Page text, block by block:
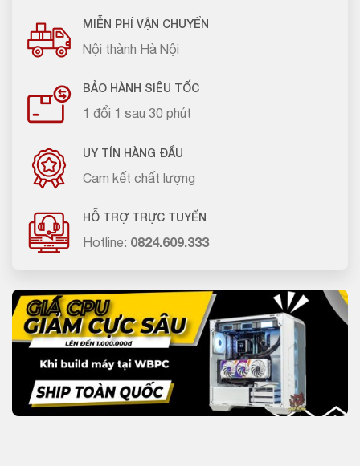
MIỄN PHÍ VẬN CHUYỂN
Nội thành Hà Nội
BẢO HÀNH SIÊU TỐC
1 đổi 1 sau 30 phút
UY TÍN HÀNG ĐẦU
Cam kết chất lượng
HỖ TRỢ TRỰC TUYẾN
Hotline: 0824.609.333